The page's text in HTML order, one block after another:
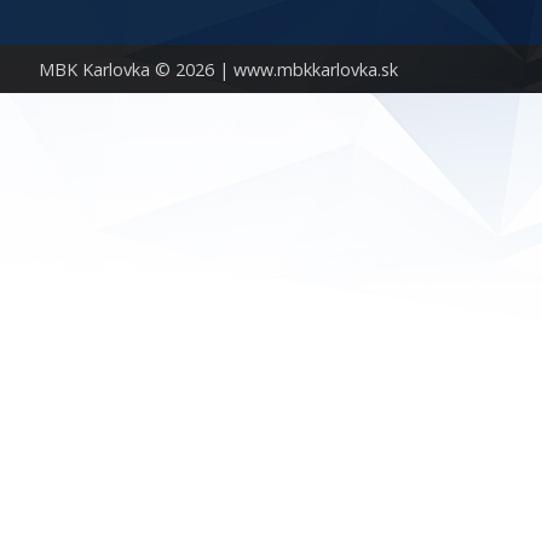
MBK Karlovka © 2026 | www.mbkkarlovka.sk